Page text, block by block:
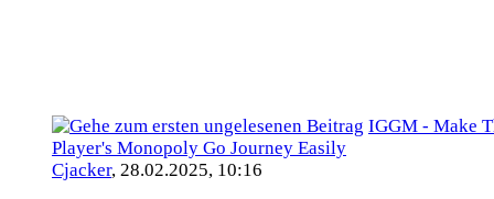
IGGM - Make
Player's Monopoly Go Journey Easily
Cjacker, 28.02.2025, 10:16